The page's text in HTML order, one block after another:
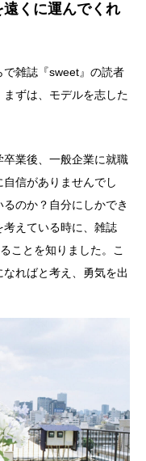
くに運んでくれ
雑誌『sweet』の読者
ずは、モデルを志した
卒業後、一般企業に就職
信がありませんでし
のか？自分にしかでき
えている時に、雑誌
ことを知りました。こ
ればと考え、勇気を出